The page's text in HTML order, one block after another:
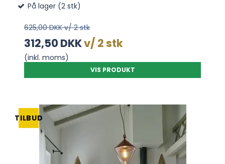
På lager (2 stk)
625,00 DKK v/ 2 stk
312,50 DKKv/ 2 stk
(inkl. moms)
VIS PRODUKT
TILBUD